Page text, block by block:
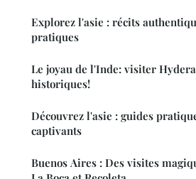
Explorez l'asie : récits
pratiques
Le joyau de l'Inde: visiter
historiques!
Découvrez l'asie : guides
captivants
Buenos Aires : Des visites